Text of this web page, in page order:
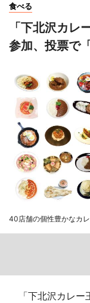
食べる
「下北沢カ
参加、投票で
40店舗の個性豊かなカ
「下北沢カレー